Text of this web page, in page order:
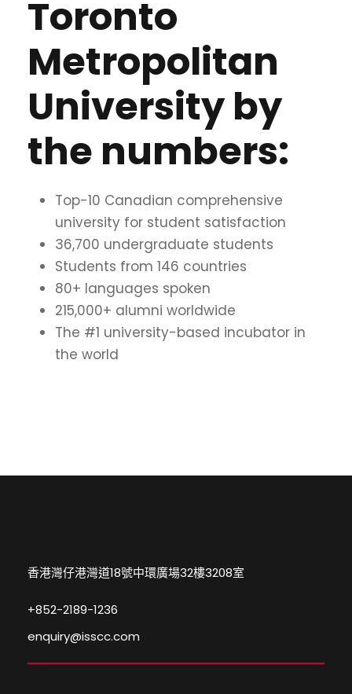
Toronto
Metropolitan
University by
the numbers:
Top-10 Canadian comprehensive
university for student satisfaction
36,700 undergraduate students
Students from 146 countries
80+ languages spoken
215,000+ alumni worldwide
The #1 university-based incubator in
the world
香港灣仔港灣道18號中環廣場32樓3208室
+852-2189-1236
enquiry@isscc.com